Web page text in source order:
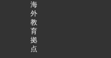
海
外
教
育
拠
点